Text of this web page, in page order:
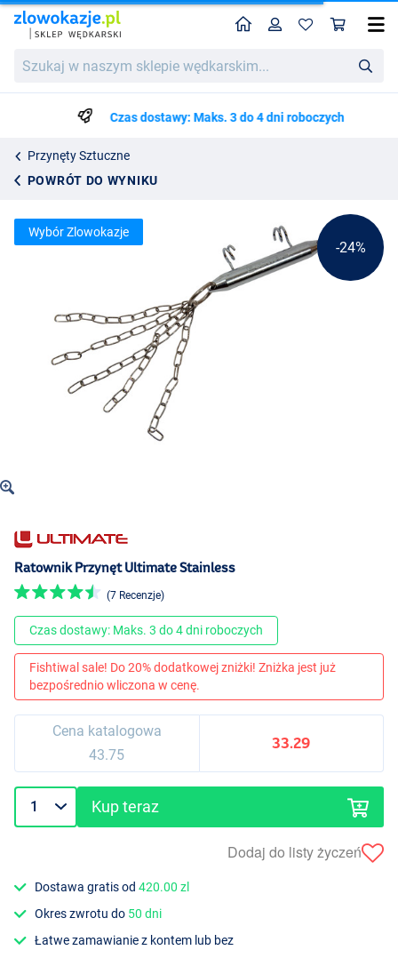
w
wędkarskim...
HomeProfil
Czas dostawy: Maks. 3 do 4 dni roboczych
Przynęty Sztuczne
POWRÓT DO WYNIKU
Ratownik Przynęt Ultimate Stainless
43.75
33.29
-24%
Wybór Zlowokazje
Ratownik Przynęt Ultimate Stainless
(7 Recenzje)
Czas dostawy: Maks. 3 do 4 dni roboczych
Fishtiwal sale! Do 20% dodatkowej zniżki! Zniżka jest już
bezpośrednio wliczona w cenę.
Cena katalogowa
43.75
33.29
Kup teraz
Dodaj do listy życzeń
Dostawa gratis od420.00 zl
Okres zwrotu do 50 dni
Łatwe zamawianie z kontem lub bez